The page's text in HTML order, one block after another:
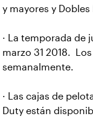
y mayores y
· La temporada de
marzo 31 2018.
semanalmente.
· Las cajas de
Duty están